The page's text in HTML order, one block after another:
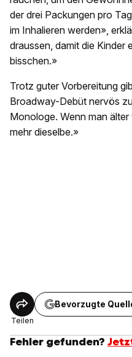
der drei Packungen pro
im Inhalieren werden»,
draussen, damit die Kinder
bisschen.»
Trotz guter Vorbereitung
Broadway-Debüt nervös
Monologe. Wenn man
mehr dieselbe.»
Teilen
Bevorzugte
Fehler gefunden?